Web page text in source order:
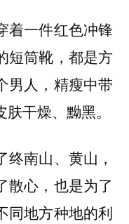
着一件红色冲锋
短筒靴，都是方
男人，精瘦中带
干燥、黝黑。
南山、黄山，
散心，也是为了
同地方种地的利